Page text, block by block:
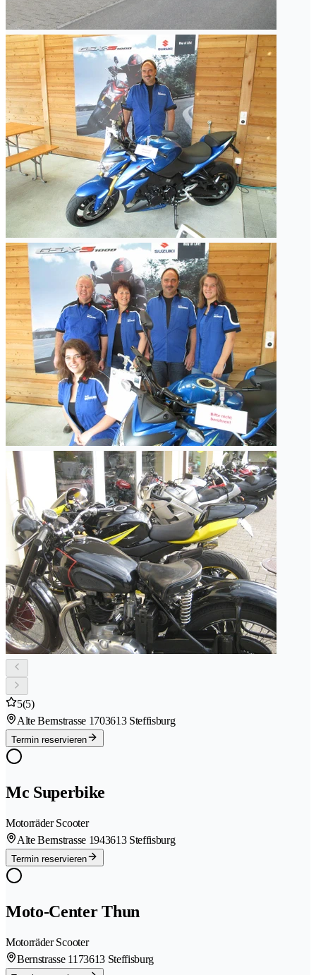
5(5)
Alte Bernstrasse 1703613 Steffisburg
Termin reservieren
Mc Superbike
Motorräder Scooter
Alte Bernstrasse 1943613 Steffisburg
Termin reservieren
Moto-Center Thun
Motorräder Scooter
Bernstrasse 1173613 Steffisburg